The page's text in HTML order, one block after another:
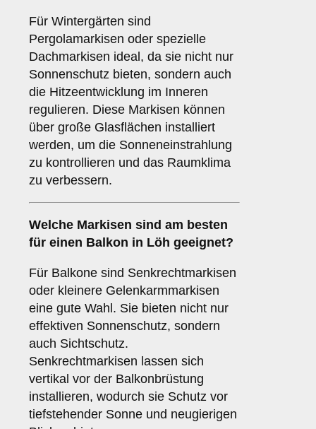
Für Wintergärten sind
Pergolamarkisen oder spezielle
Dachmarkisen ideal, da sie nicht nur
Sonnenschutz bieten, sondern auch
die Hitzeentwicklung im Inneren
regulieren. Diese Markisen können
über große Glasflächen installiert
werden, um die Sonneneinstrahlung
zu kontrollieren und das Raumklima
zu verbessern.
Welche Markisen sind am besten
für einen Balkon in Löh geeignet?
Für Balkone sind Senkrechtmarkisen
oder kleinere Gelenkarmmarkisen
eine gute Wahl. Sie bieten nicht nur
effektiven Sonnenschutz, sondern
auch Sichtschutz.
Senkrechtmarkisen lassen sich
vertikal vor der Balkonbrüstung
installieren, wodurch sie Schutz vor
tiefstehender Sonne und neugierigen